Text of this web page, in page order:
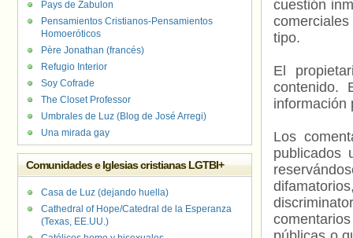
cuestión
tipo.
El
contenido.
información
Los
publicados
Pays de Zabulon
Pensamientos Cristianos-Pensamientos
Homoeróticos
Père Jonathan (francés)
Refugio Interior
Soy Cofrade
The Closet Professor
Umbrales de Luz (Blog de José Arregi)
Una mirada gay
Comunidades e Iglesias cristianas LGTBI+
Casa de Luz (dejando huella)
Cathedral of Hope/Catedral de la Esperanza
(Texas, EE.UU.)